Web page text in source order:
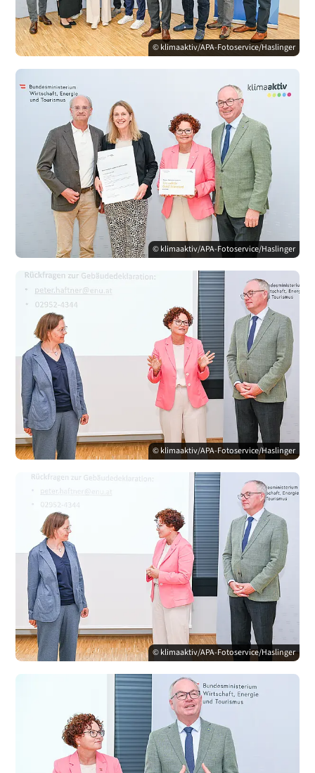
© klimaaktiv/APA-Fotoservice/Haslinger
© klimaaktiv/APA-Fotoservice/Haslinger
© klimaaktiv/APA-Fotoservice/Haslinger
© klimaaktiv/APA-Fotoservice/Haslinger